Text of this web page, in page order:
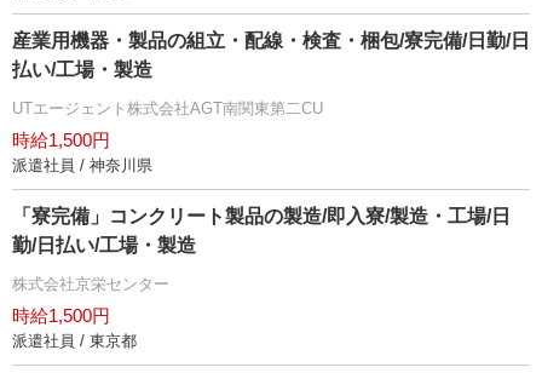
産業用機器・製品の組立・配線・検査・梱包/寮完備/日勤/日
払い/工場・製造
UTエージェント株式会社AGT南関東第二CU
時給1,500円
派遣社員 / 神奈川県
「寮完備」コンクリート製品の製造/即入寮/製造・工場/日
勤/日払い/工場・製造
株式会社京栄センター
時給1,500円
派遣社員 / 東京都